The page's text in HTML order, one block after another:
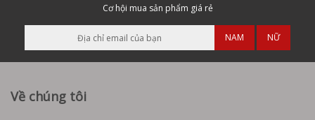
Cơ hội mua sản phẩm giá rẻ
NAM NỮ
Về chúng tôi